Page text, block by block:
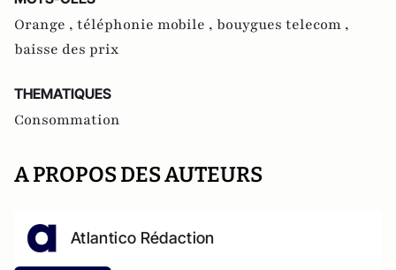
Orange , téléphonie mobile , bouygues telecom ,
baisse des prix
THEMATIQUES
Consommation
A PROPOS DES AUTEURS
Atlantico Rédaction